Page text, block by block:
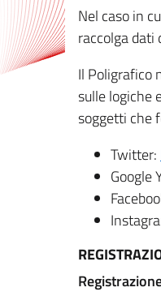
Nel caso in
raccolga
Il Poligrafico
sulle logiche
soggetti che
Twitter:
Google